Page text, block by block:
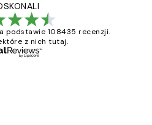
podstawie 108435 recenzji.
z nich tutaj.